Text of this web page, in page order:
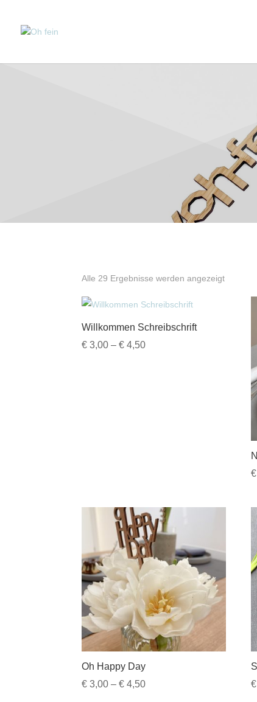
Alle 29 Ergebnisse werden angezeigtNach
Willkommen Schreibschrift
€ 3,00 –€ 4,50Preisspanne:
€
Oh Happy Day
€ 3,00 –€ 4,50Preisspanne:
€